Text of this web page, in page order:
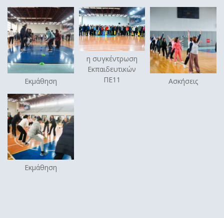
Εκμάθηση
η συγκέντρωση
Εκπαιδευτικών
ΠΕ11
Ασκήσεις
Εκμάθηση